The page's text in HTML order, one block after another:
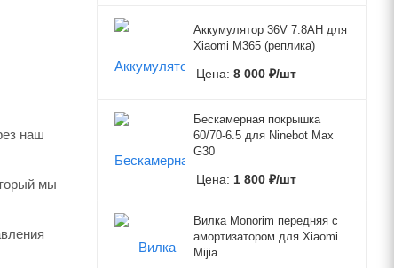
наш
мы
Аккумулятор 36V 7.8AH для
Xiaomi M365 (реплика)
Цена: 8 000 ₽/шт
Бескамерная покрышка
60/70-6.5 для Ninebot Max
G30
Цена: 1 800 ₽/шт
Вилка Monorim передняя с
амортизатором для Xiaomi
Mijia